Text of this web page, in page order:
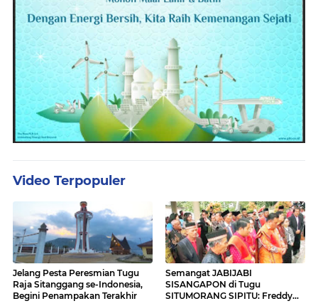
Video Terpopuler
Jelang Pesta Peresmian Tugu
Raja Sitanggang se-Indonesia,
Begini Penampakan Terakhir
Semangat JABIJABI
SISANGAPON di Tugu
SITUMORANG SIPITU: Freddy